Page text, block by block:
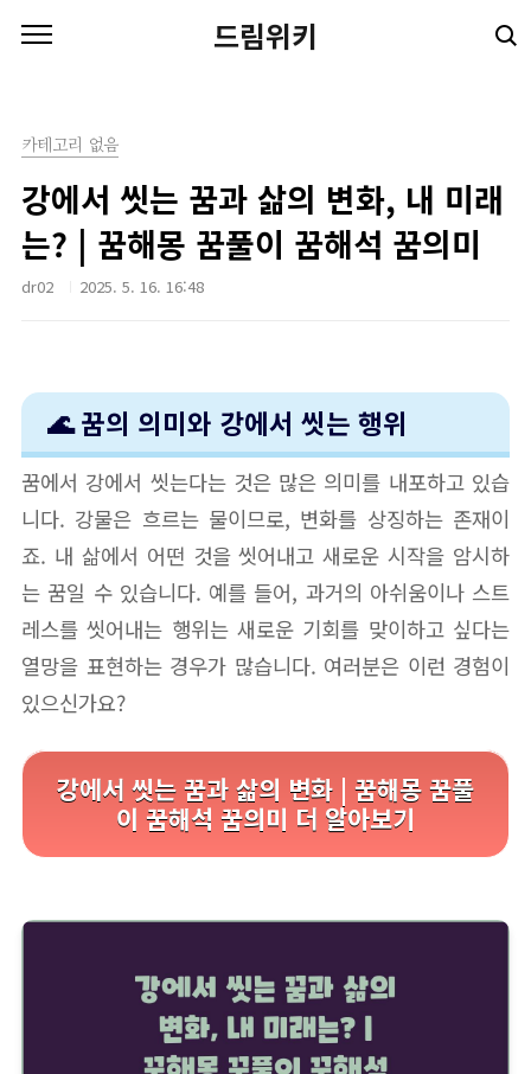
드림위키
카테고리 없음
강에서 씻는 꿈과 삶의 변화, 내 미래
는? | 꿈해몽 꿈풀이 꿈해석 꿈의미
dr02 2025. 5. 16. 16:48
🌊 꿈의 의미와 강에서 씻는 행위
꿈에서 강에서 씻는다는 것은 많은 의미를 내포하고 있습
니다. 강물은 흐르는 물이므로, 변화를 상징하는 존재이
죠. 내 삶에서 어떤 것을 씻어내고 새로운 시작을 암시하
는 꿈일 수 있습니다. 예를 들어, 과거의 아쉬움이나 스트
레스를 씻어내는 행위는 새로운 기회를 맞이하고 싶다는
열망을 표현하는 경우가 많습니다. 여러분은 이런 경험이
있으신가요?
강에서 씻는 꿈과 삶의 변화 | 꿈해몽 꿈풀
이 꿈해석 꿈의미 더 알아보기